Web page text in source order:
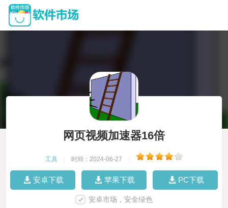
网页视频加速器16倍
工具 时间：2024-06-27
安卓下载 苹果下载 PC下载
安卓市场，安全绿色